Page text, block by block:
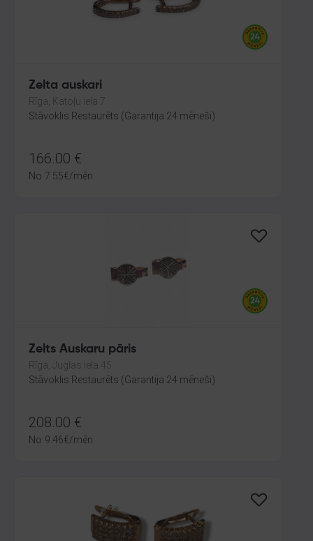
Zelta auskari
Rīga, Katoļu iela 7
Stāvoklis Restaurēts (Garantija 24 mēneši)
166.00 €
No 7.55€/mēn.
Zelts Auskaru pāris
Rīga, Juglas iela 45
Stāvoklis Restaurēts (Garantija 24 mēneši)
208.00 €
No 9.46€/mēn.